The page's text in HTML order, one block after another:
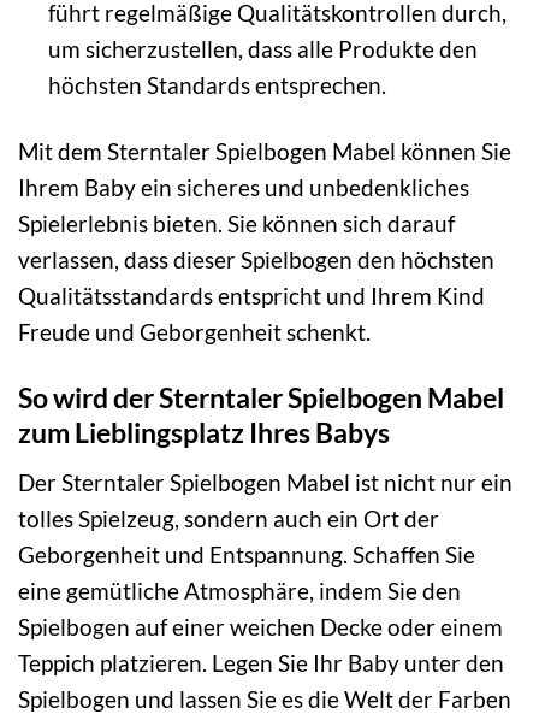
führt regelmäßige Qualitätskontrollen durch,
um sicherzustellen, dass alle Produkte den
höchsten Standards entsprechen.
Mit dem Sterntaler Spielbogen Mabel können Sie
Ihrem Baby ein sicheres und unbedenkliches
Spielerlebnis bieten. Sie können sich darauf
verlassen, dass dieser Spielbogen den höchsten
Qualitätsstandards entspricht und Ihrem Kind
Freude und Geborgenheit schenkt.
So wird der Sterntaler Spielbogen Mabel
zum Lieblingsplatz Ihres Babys
Der Sterntaler Spielbogen Mabel ist nicht nur ein
tolles Spielzeug, sondern auch ein Ort der
Geborgenheit und Entspannung. Schaffen Sie
eine gemütliche Atmosphäre, indem Sie den
Spielbogen auf einer weichen Decke oder einem
Teppich platzieren. Legen Sie Ihr Baby unter den
Spielbogen und lassen Sie es die Welt der Farben